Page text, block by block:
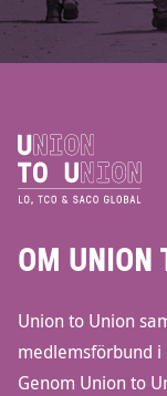
OM UNION
Union to Union
medlemsförbund i
Genom Union to